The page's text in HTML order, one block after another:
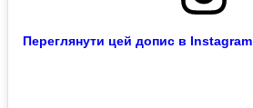
Переглянути цей допис в Instagram